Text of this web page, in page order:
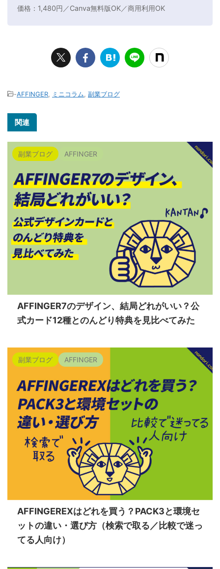
価格：1,480円／Canva無料版OK／商用利用OK
-AFFINGER ミニコラム 副業ブログ
関連
副業ブログ AFFINGER
AFFINGER7のデザイン、結局どれがいい？公
式カード12種とのんどり特典を見比べてみた
副業ブログ AFFINGER
AFFINGEREXはどれを買う？PACK3と環境セ
ットの違い・選び方（検索で取る／比較で迷っ
てる人向け）